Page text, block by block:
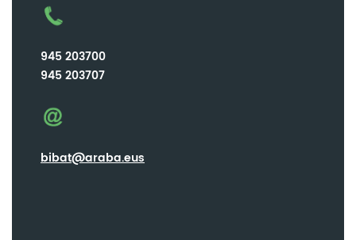
945 203700
945 203707
bibat@araba.eus